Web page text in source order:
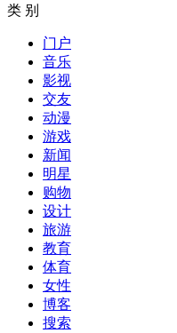
类 别
门户
音乐
影视
交友
动漫
游戏
新闻
明星
购物
设计
旅游
教育
体育
女性
博客
搜索